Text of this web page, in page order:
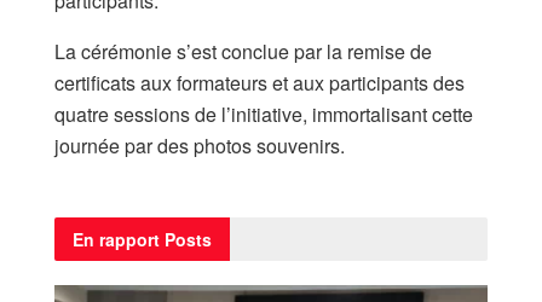
La cérémonie s’est conclue par la remise de
certificats aux formateurs et aux participants des
quatre sessions de l’initiative, immortalisant cette
journée par des photos souvenirs.
En rapport Posts